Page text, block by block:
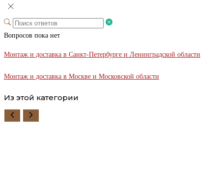
Вопросов пока нет
Монтаж и доставка в Санкт-Петербурге и Ленинградской области
Монтаж и доставка в Москве и Московской области
Из этой категории